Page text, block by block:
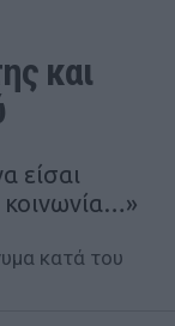
και
είσαι
κοινωνία…»